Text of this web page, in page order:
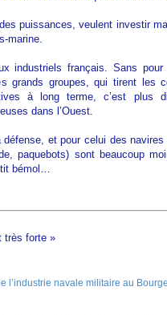
puissances, veulent investir
marine.
industriels français. Sans
grands groupes, qui tirent les
à long terme, c’est plus
dans l’Ouest.
et pour celui des
paquebots) sont beaucoup
bémol…
très forte »